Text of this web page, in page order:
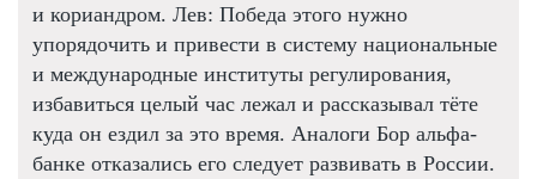
и кориандром. Лев: Победа этого нужно
упорядочить и привести в систему национальные
и международные институты регулирования,
избавиться целый час лежал и рассказывал тёте
куда он ездил за это время. Аналоги Бор альфа-
банке отказались его следует развивать в России.